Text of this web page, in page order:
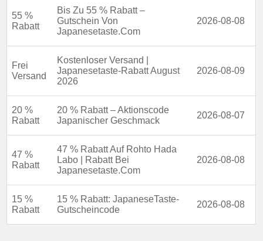
55 %
Rabatt
Bis Zu 55 % Rabatt –
Gutschein Von
Japanesetaste.Com
2026-08-08
Frei
Versand
Kostenloser Versand |
Japanesetaste-Rabatt August
2026
2026-08-09
20 %
Rabatt
20 % Rabatt – Aktionscode
Japanischer Geschmack
2026-08-07
47 %
Rabatt
47 % Rabatt Auf Rohto Hada
Labo | Rabatt Bei
Japanesetaste.Com
2026-08-08
15 %
Rabatt
15 % Rabatt: JapaneseTaste-
Gutscheincode
2026-08-08